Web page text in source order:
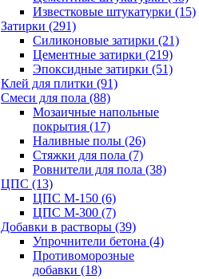
Известковые штукатурки (15)
Затирки (291)
Силиконовые затирки (21)
Цементные затирки (219)
Эпоксидные затирки (51)
Клей для плитки (91)
Смеси для пола (88)
Мозаичные напольные
покрытия (17)
Наливные полы (26)
Стяжки для пола (7)
Ровнители для пола (38)
ЦПС (13)
ЦПС М-150 (6)
ЦПС М-300 (7)
Добавки в растворы (39)
Упрочнители бетона (4)
Противоморозные
добавки (18)